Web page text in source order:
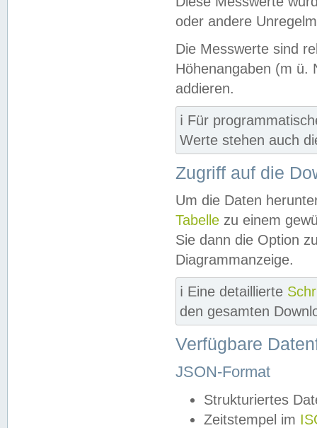
oder andere
Die Messwerte sind
Höhenangaben (m ü.
addieren.
ℹ️ Für
Werte stehen auch
Zugriff auf die
Um die Daten
Tabelle zu einem
Sie dann die Option
Diagrammanzeige.
ℹ️ Eine detaillierte
den gesamten
Verfügbare
JSON-Format
Strukturiertes
Zeitstempel im